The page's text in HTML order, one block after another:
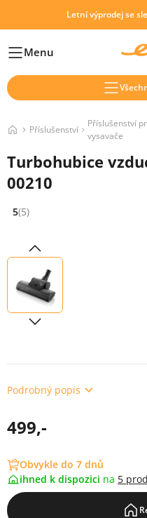
Letní výprodej se
HlavníMenu
Příslušenství
Příslušenství
vysavače
Turbohubice
00210
Hodnocení: 5 z 5 (5 recenzí)
5(5)
Podrobný popis
499,-
Obvykle do 7 dnů
ihned k dispozici na 5